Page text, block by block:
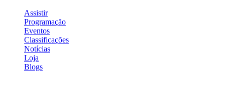
Assistir
Programação
Eventos
Classificações
Notícias
Loja
Blogs